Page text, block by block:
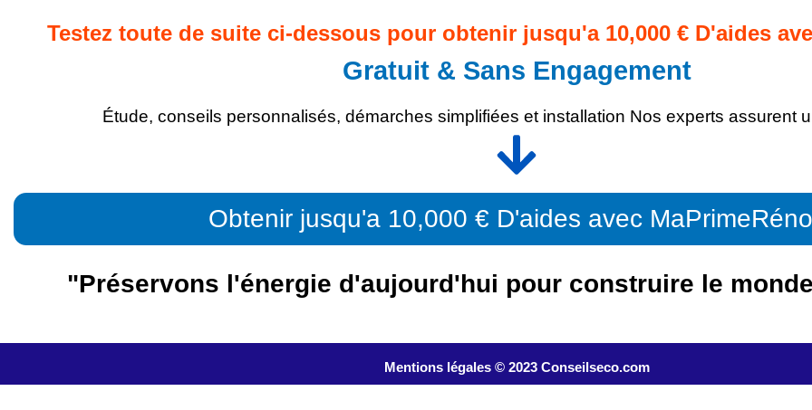
Testez toute de suite ci-dessous pour obtenir jusqu'a 10,000 € D'aides
Gratuit & Sans Engagement
Étude, conseils personnalisés, démarches simplifiées et installation Nos experts assurent
Obtenir jusqu'a 10,000 € D'aides avec
"Préservons l'énergie d'aujourd'hui pour construire le
Mentions légales © 2023 Conseilseco.com